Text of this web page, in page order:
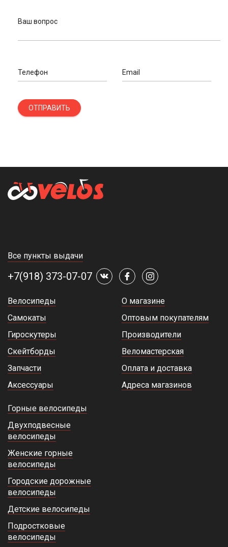
Ваш вопрос
Телефон Email
ОТПРАВИТЬ
Все пункты выдачи
+7(918) 373-07-07
Велосипеды
Самокаты
Гироскутеры
Скейтборды
Запчасти
Аксессуары
О магазине
Оптовым покупателям
Производители
Веломастерская
Оплата и доставка
Адреса магазинов
Горные велосипеды
Двухподвесные
велосипеды
Женские горные
велосипеды
Городские дорожные
велосипеды
Детские велосипеды
Подростковые
велосипеды